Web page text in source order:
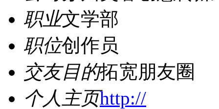
职业文学部
职位创作员
交友目的拓宽朋友圈
个人主页http://